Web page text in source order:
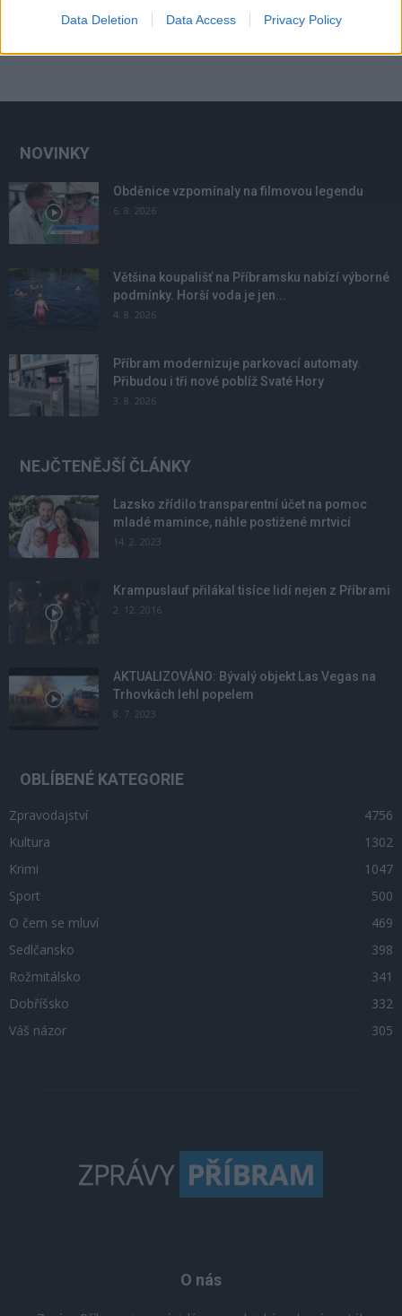
Data Deletion Data Access Privacy Policy
NOVINKY
Obděnice vzpomínaly na filmovou legendu
6. 8. 2026
Většina koupališť na Příbramsku nabízí výborné
podmínky. Horší voda je jen...
4. 8. 2026
Příbram modernizuje parkovací automaty.
Přibudou i tři nové poblíž Svaté Hory
3. 8. 2026
NEJČTENĚJŠÍ ČLÁNKY
Lazsko zřídilo transparentní účet na pomoc
mladé mamince, náhle postižené mrtvicí
14. 2. 2023
Krampuslauf přilákal tisíce lidí nejen z Příbrami
2. 12. 2016
AKTUALIZOVÁNO: Bývalý objekt Las Vegas na
Trhovkách lehl popelem
8. 7. 2023
OBLÍBENÉ KATEGORIE
Zpravodajství
4756
Kultura
1302
Krimi
1047
Sport
500
O čem se mluví
469
Sedlčansko
398
Rožmitálsko
341
Dobříšsko
332
Váš názor
305
O nás